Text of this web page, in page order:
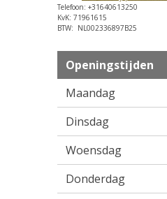
Telefoon: +31640613250
KvK: 71961615
BTW: NL002336897B25
Openingstijden
Maandag
Dinsdag
Woensdag
Donderdag